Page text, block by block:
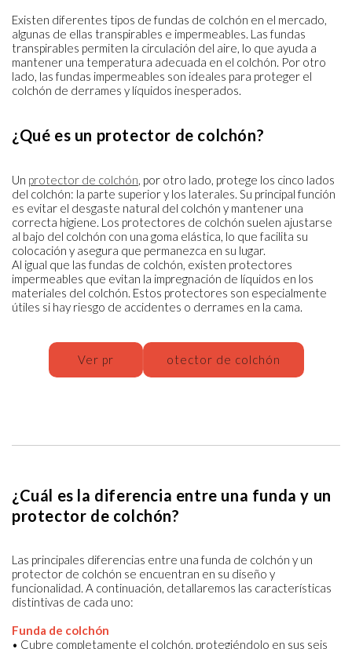
Existen diferentes tipos de fundas de colchón en el mercado,
algunas de ellas transpirables e impermeables. Las fundas
transpirables permiten la circulación del aire, lo que ayuda a
mantener una temperatura adecuada en el colchón. Por otro
lado, las fundas impermeables son ideales para proteger el
colchón de derrames y líquidos inesperados.
¿Qué es un protector de colchón?
Un protector de colchón , por otro lado, protege los cinco lados
del colchón: la parte superior y los laterales. Su principal función
es evitar el desgaste natural del colchón y mantener una
correcta higiene. Los protectores de colchón suelen ajustarse
al bajo del colchón con una goma elástica, lo que facilita su
colocación y asegura que permanezca en su lugar.
Al igual que las fundas de colchón, existen protectores
impermeables que evitan la impregnación de líquidos en los
materiales del colchón. Estos protectores son especialmente
útiles si hay riesgo de accidentes o derrames en la cama.
Ver pr otector de colchón
¿Cuál es la diferencia entre una funda y un
protector de colchón?
Las principales diferencias entre una funda de colchón y un
protector de colchón se encuentran en su diseño y
funcionalidad. A continuación, detallaremos las características
distintivas de cada uno:
Funda de colchón
• Cubre completamente el colchón, protegiéndolo en sus seis